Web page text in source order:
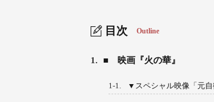
目次 Outline
1. ■ 映画『火の華』
1-1. ▼スペシャル映像「元